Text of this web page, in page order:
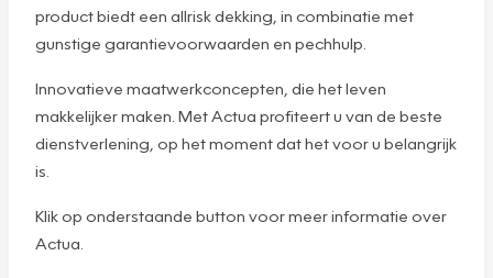
product biedt een allrisk dekking, in combinatie met
gunstige garantievoorwaarden en pechhulp.
Innovatieve maatwerkconcepten, die het leven
makkelijker maken. Met Actua profiteert u van de beste
dienstverlening, op het moment dat het voor u belangrijk
is.
Klik op onderstaande button voor meer informatie over
Actua.